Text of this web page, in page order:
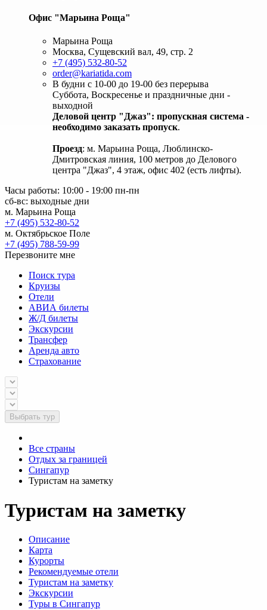
Офис "Марьина Роща"
Марьина Роща
Москва, Сущевский вал, 49, стр. 2
+7 (495) 532-80-52
order@kariatida.com
В будни с 10-00 до 19-00 без перерыва
Суббота, Воскресенье и праздничные дни -
выходной
Деловой центр "Джаз": пропускная система -
необходимо заказать пропуск.
Проезд: м. Марьина Роща, Люблинско-
Дмитровская линия, 100 метров до Делового
центра "Джаз", 4 этаж, офис 402 (есть лифты).
Часы работы: 10:00 - 19:00 пн-пн
сб-вс: выходные дни
м. Марьина Роща
+7 (495) 532-80-52
м. Октябрьское Поле
+7 (495) 788-59-99
Перезвоните мне
Поиск тура
Круизы
Отели
АВИА билеты
Ж/Д билеты
Экскурсии
Трансфер
Аренда авто
Страхование
Выбрать тур
Все страны
Отдых за границей
Сингапур
Туристам на заметку
Туристам на заметку
Описание
Карта
Курорты
Рекомендуемые отели
Туристам на заметку
Экскурсии
Туры в Сингапур